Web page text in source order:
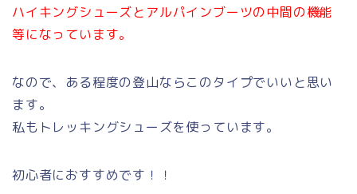
ハイキングシューズとアルパインブーツの中間の機能
等になっています。
なので、ある程度の登山ならこのタイプでいいと思い
ます。
私もトレッキングシューズを使っています。
初心者におすすめです！！